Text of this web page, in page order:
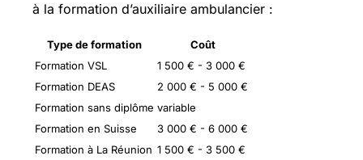
à la formation d’auxiliaire ambulancier :
Type de formation
Coût
Formation VSL
1 500 € - 3 000 €
Formation DEAS
2 000 € - 5 000 €
Formation sans diplôme variable
Formation en Suisse
3 000 € - 6 000 €
Formation à La Réunion 1 500 € - 3 500 €